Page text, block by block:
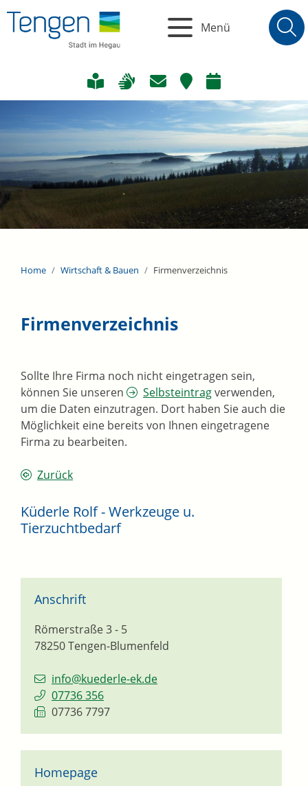
Menü
Home Wirtschaft & Bauen Firmenverzeichnis
Firmenverzeichnis
Sollte Ihre Firma noch nicht eingetragen sein,
können Sie unseren
Selbsteintragverwenden,
um die Daten einzutragen. Dort haben Sie auch die
Möglichkeit eine bereits von Ihnen eingetragene
Firma zu bearbeiten.
Zurück
Küderle Rolf - Werkzeuge u.
Tierzuchtbedarf
Anschrift
Römerstraße 3 - 5
78250Tengen-Blumenfeld
info@kuederle-ek.de
07736 356
07736 7797
Homepage